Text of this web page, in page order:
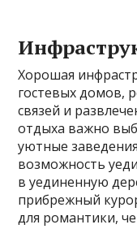
Хорошая
гостевых домов,
связей и
отдыха важно
уютные
возможность
в уединенную
прибрежный
для романтики,